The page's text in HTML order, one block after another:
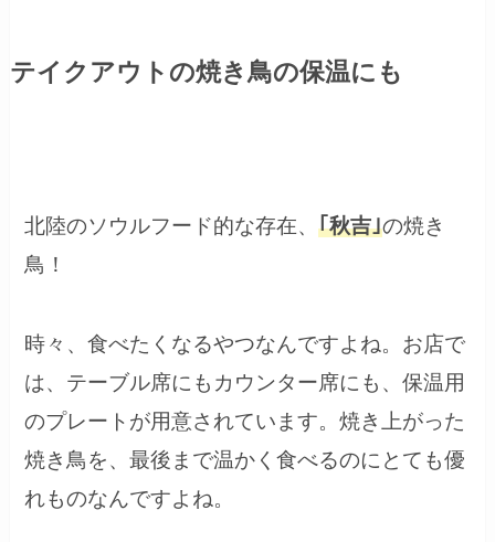
テイクアウトの焼き鳥の保温にも
北陸のソウルフード的な存在、｢秋吉｣の焼き
鳥！
時々、食べたくなるやつなんですよね。お店で
は、テーブル席にもカウンター席にも、保温用
のプレートが用意されています。焼き上がった
焼き鳥を、最後まで温かく食べるのにとても優
れものなんですよね。